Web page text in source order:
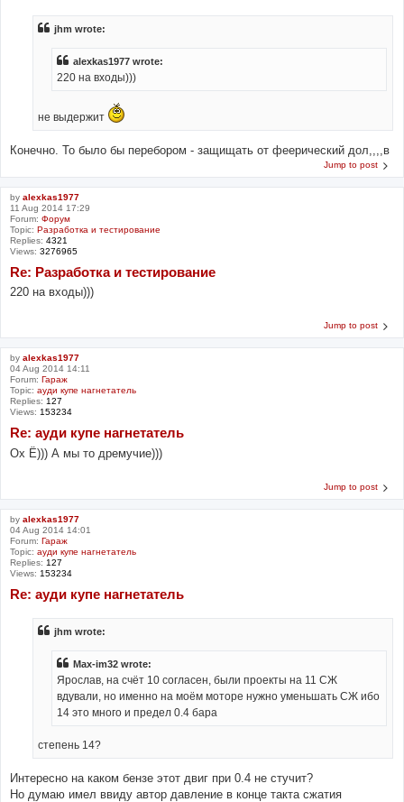
jhm wrote:
alexkas1977 wrote:
220 на входы)))
не выдержит
Конечно. То было бы перебором - защищать от феерический дол,,,,в
Jump to post
by alexkas1977
11 Aug 2014 17:29
Forum: Форум
Topic: Разработка и тестирование
Replies: 4321
Views: 3276965
Re: Разработка и тестирование
220 на входы)))
Jump to post
by alexkas1977
04 Aug 2014 14:11
Forum: Гараж
Topic: ауди купе нагнетатель
Replies: 127
Views: 153234
Re: ауди купе нагнетатель
Ох Ё))) А мы то дремучие)))
Jump to post
by alexkas1977
04 Aug 2014 14:01
Forum: Гараж
Topic: ауди купе нагнетатель
Replies: 127
Views: 153234
Re: ауди купе нагнетатель
jhm wrote:
Max-im32 wrote:
Ярослав, на счёт 10 согласен, были проекты на 11 СЖ
вдували, но именно на моём моторе нужно уменьшать СЖ ибо
14 это много и предел 0.4 бара
степень 14?
Интересно на каком бензе этот двиг при 0.4 не стучит?
Но думаю имел ввиду автор давление в конце такта сжатия